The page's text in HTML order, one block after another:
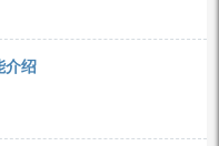
介绍